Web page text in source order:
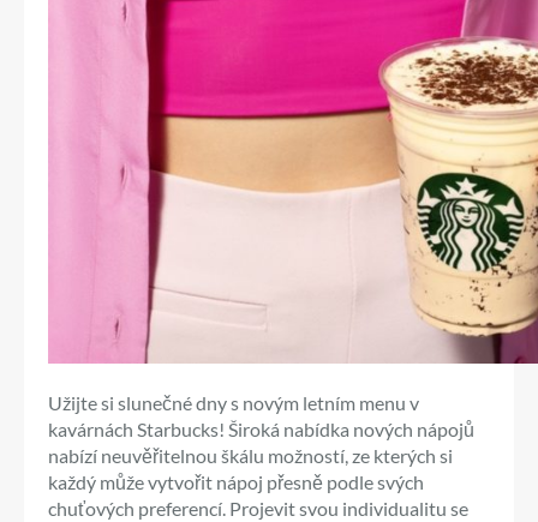
Užijte si slunečné dny s novým letním menu v
kavárnách Starbucks! Široká nabídka nových nápojů
nabízí neuvěřitelnou škálu možností, ze kterých si
každý může vytvořit nápoj přesně podle svých
chuťových preferencí. Projevit svou individualitu se